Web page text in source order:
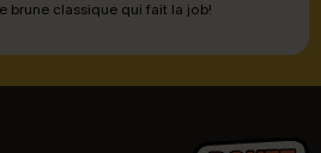
brune classique qui fait la job!